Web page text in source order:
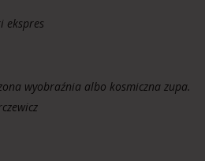
ekspres
wyobraźnia albo kosmiczna zupa.